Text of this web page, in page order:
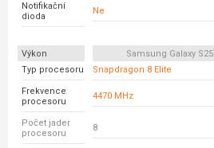
Notifikační
dioda
Ne
Výkon Samsung Galaxy S25
Typ procesoru
Snapdragon 8 Elite
Frekvence
procesoru
4470 MHz
Počet jader
procesoru
8